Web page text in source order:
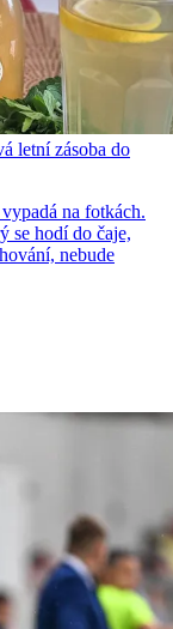
letní zásoba do
na fotkách.
se hodí do čaje,
nebude